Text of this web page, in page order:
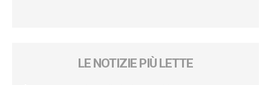
LE NOTIZIE PIÙ LETTE